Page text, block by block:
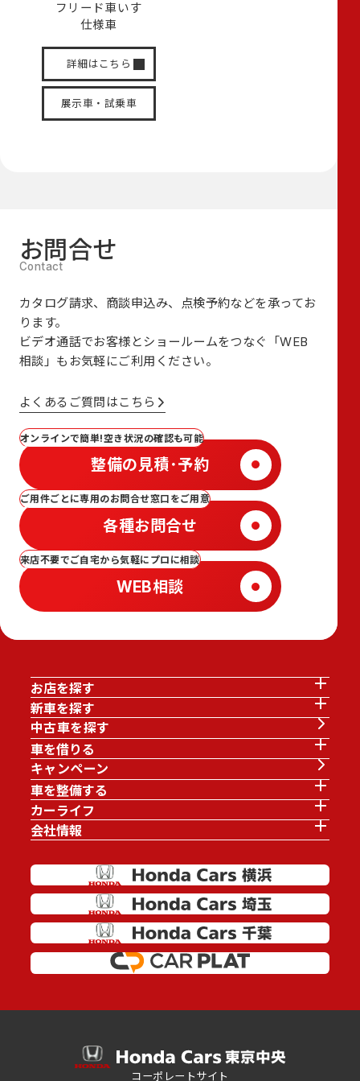
フリード車いす
仕様車
詳細はこちら
展示車・試乗車
お問合せ
カタログ請求、商談申込み、点検予約などを承ってお
ります。
ビデオ通話でお客様とショールームをつなぐ
「WEB
相談」も お気軽にご利用ください。
よくあるご質問はこちら
オンラインで簡単!空き状況の確認も可能
整備の見積･予約
ご用件ごとに専用のお問合せ窓口をご用意
各種お問合せ
来店不要でご自宅から気軽にプロに相談
WEB相談
お店を探す
新車を探す
中古車を探す
車を借りる
キャンペーン
車を整備する
カーライフ
会社情報
コーポレートサイト